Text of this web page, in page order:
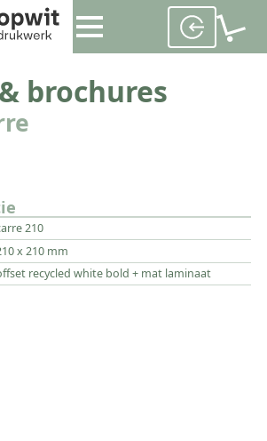
brochures
210
x 210 mm
recycled white bold + mat laminaat